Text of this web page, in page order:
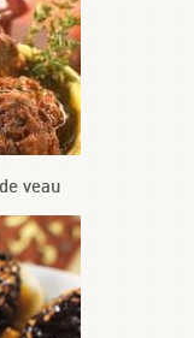
veau